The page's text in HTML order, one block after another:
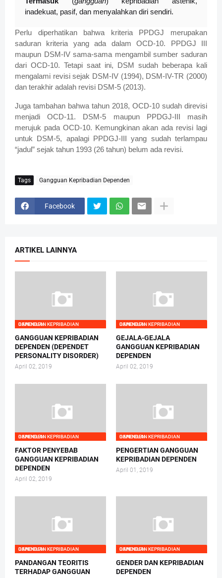
inadekuat, pasif, dan menyalahkan diri sendiri.
Perlu diperhatikan bahwa kriteria PPDGJ merupakan
saduran kriteria yang ada dalam OCD-10. PPDGJ III
maupun DSM-IV sama-sama mengambil sumber saduran
dari OCD-10. Tetapi saat ini, DSM sudah beberapa kali
mengalami revisi sejak DSM-IV (1994), DSM-IV-TR (2000)
dan terakhir adalah revisi DSM-5 (2013).
Juga tambahan bahwa tahun 2018, OCD-10 sudah direvisi
menjadi OCD-11. DSM-5 maupun PPDGJ-III masih
merujuk pada OCD-10. Kemungkinan akan ada revisi lagi
untuk DSM-5, apalagi PPDGJ-III yang sudah terlampau
“jadul” sejak tahun 1993 (26 tahun) belum ada revisi.
Tags Gangguan Kepribadian Dependen
Facebook
ARTIKEL LAINNYA
GANGGUAN KEPRIBADIAN DEPENDEN
GANGGUAN KEPRIBADIAN
DEPENDEN (DEPENDET
PERSONALITY DISORDER)
April 02, 2019
GANGGUAN KEPRIBADIAN DEPENDEN
GEJALA-GEJALA
GANGGUAN KEPRIBADIAN
DEPENDEN
April 02, 2019
GANGGUAN KEPRIBADIAN DEPENDEN
FAKTOR PENYEBAB
GANGGUAN KEPRIBADIAN
DEPENDEN
April 02, 2019
GANGGUAN KEPRIBADIAN DEPENDEN
PENGERTIAN GANGGUAN
KEPRIBADIAN DEPENDEN
April 01, 2019
GANGGUAN KEPRIBADIAN DEPENDEN
PANDANGAN TEORITIS
TERHADAP GANGGUAN
GANGGUAN KEPRIBADIAN DEPENDEN
GENDER DAN KEPRIBADIAN
DEPENDEN